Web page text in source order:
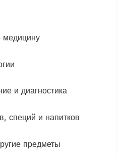
медицину
и диагностика
специй и напитков
предметы